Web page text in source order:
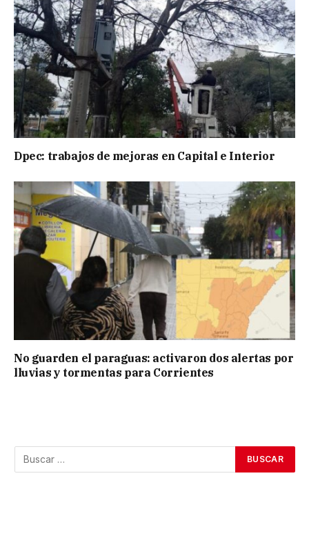
Dpec: trabajos de mejoras en Capital e Interior
No guarden el paraguas: activaron dos alertas por
lluvias y tormentas para Corrientes